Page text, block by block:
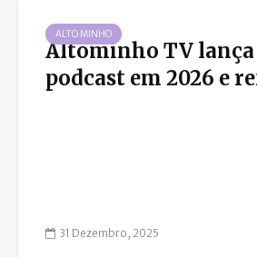
ALTO MINHO
Altominho TV
podcast em 2026 e
31 Dezembro, 2025